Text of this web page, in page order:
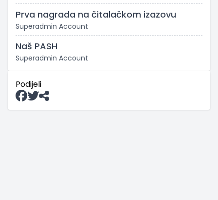
Prva nagrada na čitalačkom izazovu
Superadmin Account
Naš PASH
Superadmin Account
Podijeli